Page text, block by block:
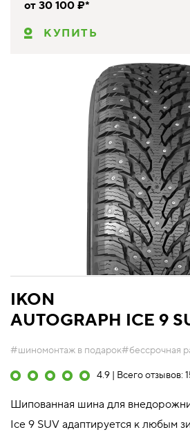
от 30 100 ₽*
КУПИТЬ
IKON
AUTOGRAPH ICE 9
#шиномонтаж в подарок#бессрочная
4.9 | Всего отзывов:
Шипованная шина для
Ice 9 SUV адаптируется к любым